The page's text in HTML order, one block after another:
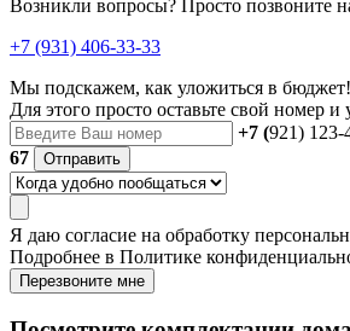
Возникли вопросы? Просто позвоните
+7 (931) 406-33-33
Мы подскажем, как уложиться в бюджет!
Для этого просто оставьте свой номер и
+7 (921) 123-
67
Отправить
Я даю согласие на обработку
Подробнее в Политике
Перезвоните мне